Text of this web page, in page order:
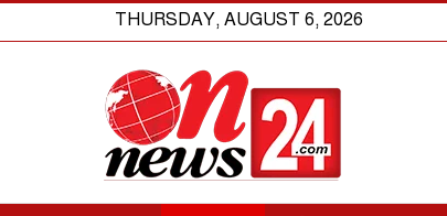
THURSDAY, AUGUST 6, 2026